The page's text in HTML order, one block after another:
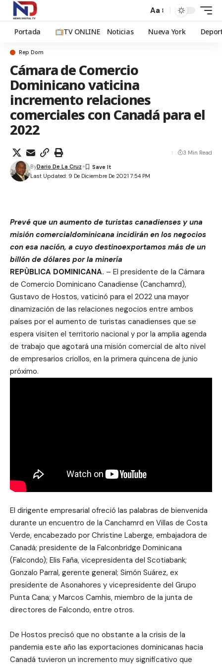
Aa
Portada TV ONLINE Noticias Nueva York
Rep Dom
Cámara de Comercio
Dominicano vaticina
incremento relaciones
comerciales con Canadá para el
2022
Last Updated: 9 De Diciembre De 2021 7:54 PM
ByDario De La Cruz
3 Min Read
Prevé que un aumento de turistas canadienses y una
misión comercialdominicana incidirán en los negocios
con esa nación, a cuyo destinoexportamos más de un
billón de dólares por la minería
REPÙBLICA DOMINICANA. – El presidente de la Cámara
de Comercio Dominicano Canadiense (Canchamrd),
Gustavo de Hostos, vaticinó para el 2022 una mayor
dinamización de las relaciones negocios entre ambos
países por el aumento de turistas canadienses que se
espera visiten el territorio nacional y por la amplia agenda
de trabajo que agotará una misión comercial de alto nivel
de empresarios criollos, en la primera quincena de junio
próximo.
El dirigente empresarial ofreció las palabras de bienvenida
durante un encuentro de la Canchamrd en Villas de Costa
Verde, encabezado por Christine Laberge, embajadora de
Canadá; presidente de la Falconbridge Dominicana
(Falcondo); Elis Faña, vicepresidenta del Scotiabank;
Gonzalo Parral, gerente general; Simón Suárez, ex
presidente de Asonahores y vicepresidente del Grupo
Punta Cana; y Marcos Camhis, miembro de la junta de
directores de Falcondo, entre otros.
De Hostos precisó que no obstante a la crisis de la
pandemia este año las exportaciones dominicanas hacia
Canadá tuvieron un incremento muy significativo que